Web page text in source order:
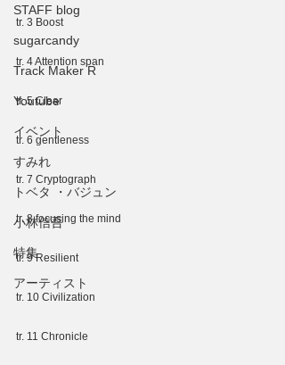
STAFF blog
sugarcandy
Track Maker R
Youtube
イベント
すみれ
トベタ ・バジュン
小林信吾
特集
アーティスト
tr. 3 Boost
tr. 4 Attention span
tr. 5 Clear
tr. 6 gentleness
tr. 7 Cryptograph
tr. 8 focusing the mind
tr. 9 Resilient
tr. 10 Civilization
tr. 11 Chronicle